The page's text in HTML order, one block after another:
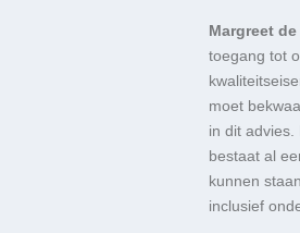
Margreet
toegang tot
moet
in dit
bestaat al
kunnen
inclusief